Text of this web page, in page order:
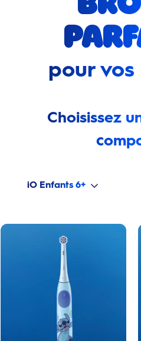
pour
Choisissez
iO Enfants 6+